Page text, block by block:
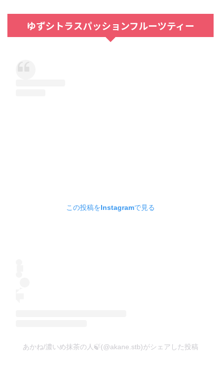
ゆずシトラスパッションフルーツティー
この投稿をInstagramで見る
あかね/濃いめ抹茶の人🍃(@akane.stb)がシェアした投稿